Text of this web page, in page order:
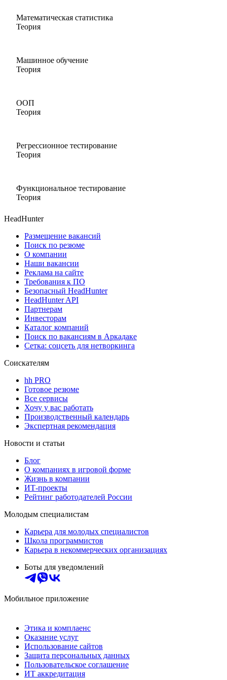
Математическая статистика
Теория
Машинное обучение
Теория
ООП
Теория
Регрессионное тестирование
Теория
Функциональное тестирование
Теория
HeadHunter
Размещение вакансий
Поиск по резюме
О компании
Наши вакансии
Реклама на сайте
Требования к ПО
Безопасный HeadHunter
HeadHunter API
Партнерам
Инвесторам
Каталог компаний
Поиск по вакансиям в Аркадаке
Сетка: соцсеть для нетворкинга
Соискателям
hh PRO
Готовое резюме
Все сервисы
Хочу у вас работать
Производственный календарь
Экспертная рекомендация
Новости и статьи
Блог
О компаниях в игровой форме
Жизнь в компании
ИТ-проекты
Рейтинг работодателей России
Молодым специалистам
Карьера для молодых специалистов
Школа программистов
Карьера в некоммерческих организациях
Боты для уведомлений
Мобильное приложение
Этика и комплаенс
Оказание услуг
Использование сайтов
Защита персональных данных
Пользовательское соглашение
ИТ аккредитация